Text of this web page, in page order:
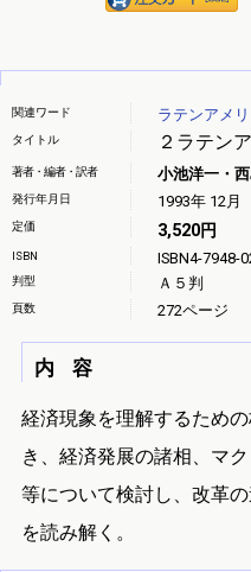
関連ワード ラテンアメリ
２ラテン
タイトル
著者・編者・訳者 小池洋一・
発行年月日 1993年 12月
定価 3,520円
ISBN ISBN4-7948-
判型 Ａ５判
頁数 272ページ
内 容
経済現象を理解するため
き、経済発展の諸相、マ
等について検討し、改革
を読み解く。